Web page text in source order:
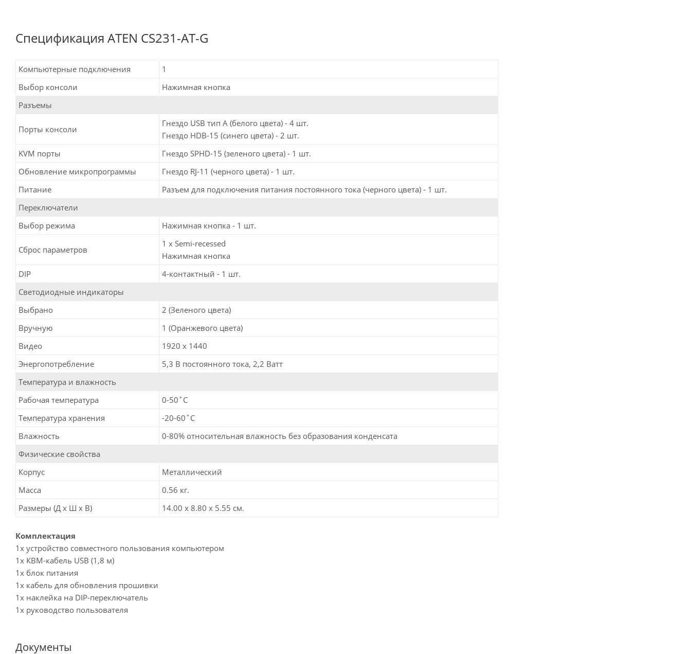
Спецификация ATEN CS231-AT-G
Компьютерные подключения
1
Выбор консоли
Нажимная кнопка
Разъемы
Порты консоли
Гнездо USB тип А (белого цвета) - 4 шт.
Гнездо HDB-15 (синего цвета) - 2 шт.
KVM порты
Гнездо SPHD-15 (зеленого цвета) - 1 шт.
Обновление микропрограммы
Гнездо RJ-11 (черного цвета) - 1 шт.
Питание
Разъем для подключения питания постоянного тока (черного цвета) - 1 шт.
Переключатели
Выбор режима
Нажимная кнопка - 1 шт.
Сброс параметров
1 x Semi-recessed
Нажимная кнопка
DIP
4-контактный - 1 шт.
Светодиодные индикаторы
Выбрано
2 (Зеленого цвета)
Вручную
1 (Оранжевого цвета)
Видео
1920 x 1440
Энергопотребление
5,3 В постоянного тока, 2,2 Ватт
Температура и влажность
Рабочая температура
0-50˚C
Температура хранения
-20-60˚C
Влажность
0-80% относительная влажность без образования конденсата
Физические свойства
Корпус
Металлический
Масса
0.56 кг.
Размеры (Д х Ш х В)
14.00 x 8.80 x 5.55 см.
Комплектация
1х устройство совместного пользования компьютером
1х КВМ-кабель USB (1,8 м)
1х блок питания
1х кабель для обновления прошивки
1х наклейка на DIP-переключатель
1x руководство пользователя
Документы